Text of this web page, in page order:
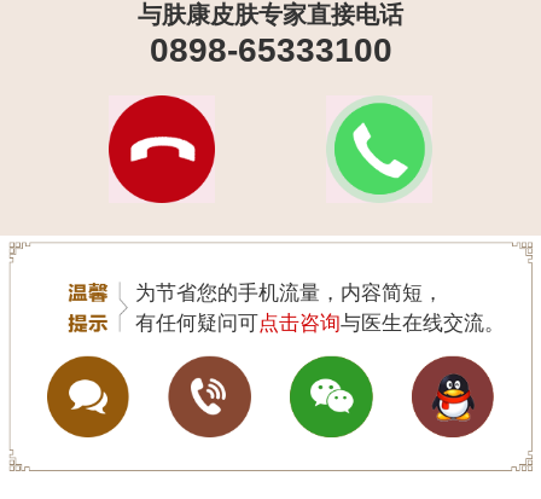
与肤康皮肤专家直接电话
0898-65333100
为节省您的手机流量，内容简短，
有任何疑问可点击咨询与医生在线交流。